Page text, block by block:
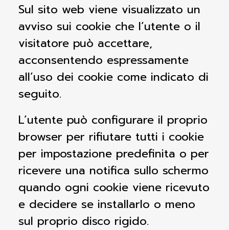
Sul sito web viene visualizzato un
avviso sui cookie che l’utente o il
visitatore può accettare,
acconsentendo espressamente
all’uso dei cookie come indicato di
seguito.
L’utente può configurare il proprio
browser per rifiutare tutti i cookie
per impostazione predefinita o per
ricevere una notifica sullo schermo
quando ogni cookie viene ricevuto
e decidere se installarlo o meno
sul proprio disco rigido.